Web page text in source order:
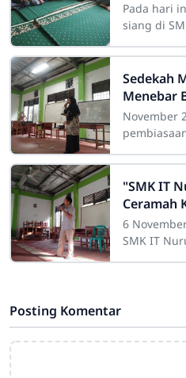
Pada hari
siang di
Kegiatan
harian
Sedekah
Menebar
November
penuh
Sejak
"SMK IT
Ceramah
Makan
6
SMK IT
Posting Komentar